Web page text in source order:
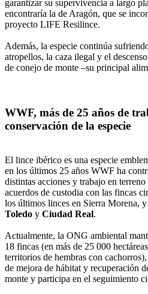
garantizar su supervivencia a largo
encontraría la de Aragón, que se
proyecto LIFE Resilince.
Además, la especie continúa
atropellos, la caza ilegal y el
de conejo de monte –su principal
WWF, más de 25 años de
conservación de la especie
El lince ibérico es una especie
en los últimos 25 años WWF ha
distintas acciones y trabajo en
acuerdos de custodia con las fincas
los últimos linces en Sierra Morena,
Toledo y Ciudad Real.
Actualmente, la ONG ambiental
18 fincas (en más de 25 000
territorios de hembras con
de mejora de hábitat y recuperación
monte y participa en el seguimiento